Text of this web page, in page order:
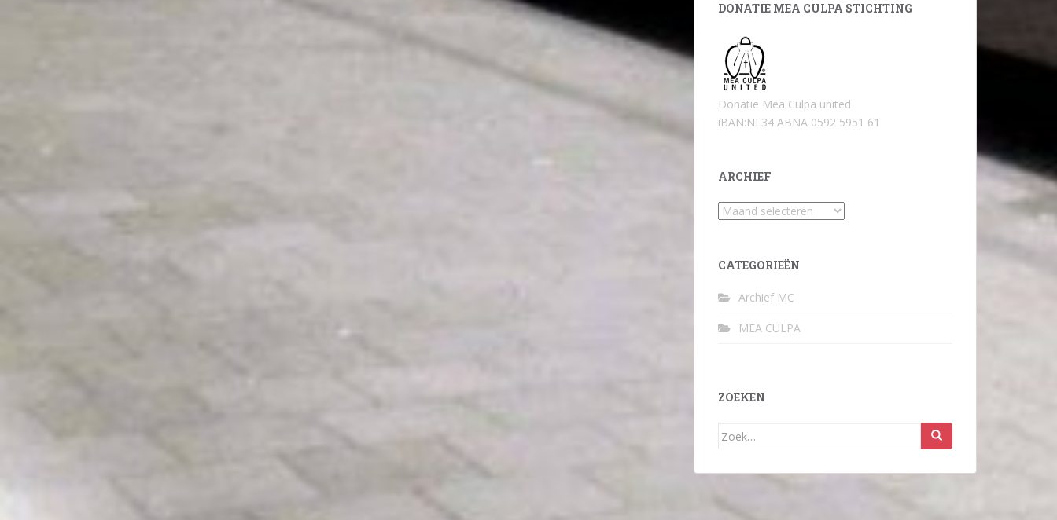
DONATIE MEA CULPA STICHTING
Donatie Mea Culpa united
iBAN:NL34 ABNA 0592 5951 61
ARCHIEF
Archief
CATEGORIEËN
Archief MC
MEA CULPA
ZOEKEN
Zoek